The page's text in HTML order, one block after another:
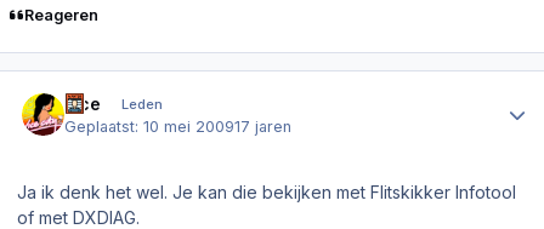
Reageren
vice Leden
Geplaatst:10 mei 200917 jaren
Ja ik denk het wel. Je kan die bekijken met Flitskikker Infotool
of met DXDIAG.